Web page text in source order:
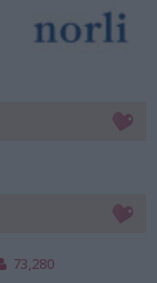
73,280